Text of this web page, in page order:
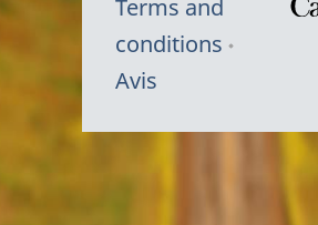
Terms and
conditions
Avis